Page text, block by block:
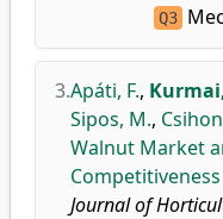
Q3
3.Apáti, F.,
Sipos, M.,
Walnut Market
Journal of